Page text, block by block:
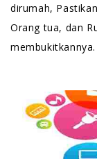
dirumah,
Orang tua, dan
membukitkannya.